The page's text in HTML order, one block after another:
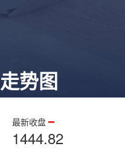
走势图
最新收盘
1444.82